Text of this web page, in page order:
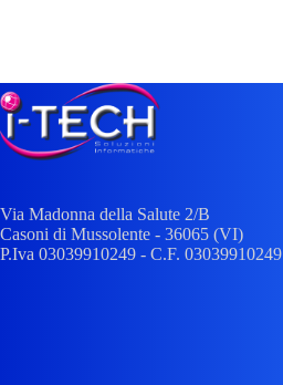
Via Madonna della Salute 2/B
Casoni di Mussolente - 36065 (VI)
P.Iva 03039910249 - C.F. 03039910249